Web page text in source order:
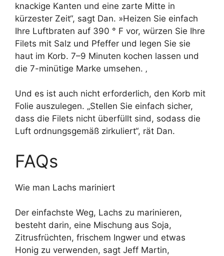
knackige Kanten und eine zarte Mitte in
kürzester Zeit“, sagt Dan. »Heizen Sie einfach
Ihre Luftbraten auf 390 ° F vor, würzen Sie Ihre
Filets mit Salz und Pfeffer und legen Sie sie
haut im Korb. 7–9 Minuten kochen lassen und
die 7-minütige Marke umsehen. ‚
Und es ist auch nicht erforderlich, den Korb mit
Folie auszulegen. „Stellen Sie einfach sicher,
dass die Filets nicht überfüllt sind, sodass die
Luft ordnungsgemäß zirkuliert“, rät Dan.
FAQs
Wie man Lachs mariniert
Der einfachste Weg, Lachs zu marinieren,
besteht darin, eine Mischung aus Soja,
Zitrusfrüchten, frischem Ingwer und etwas
Honig zu verwenden, sagt Jeff Martin,